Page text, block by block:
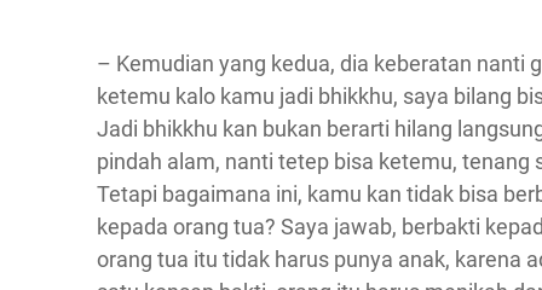
– Kemudian yang kedua, dia keberatan nanti
ketemu kalo kamu jadi bhikkhu, saya bilang
Jadi bhikkhu kan bukan berarti hilang
pindah alam, nanti tetep bisa ketemu, tenang
Tetapi bagaimana ini, kamu kan tidak bisa
kepada orang tua? Saya jawab, berbakti
orang tua itu tidak harus punya anak, karena